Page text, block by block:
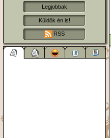
Legjobbak
Küldök én is!
RSS